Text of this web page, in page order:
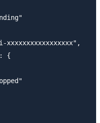
xxxxxxxxxxxxxxxxx",
{